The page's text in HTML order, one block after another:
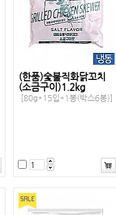
(한품)숯불직화닭꼬치
(소금구이)1.2kg
[80g*15입*1봉(박스6봉)]